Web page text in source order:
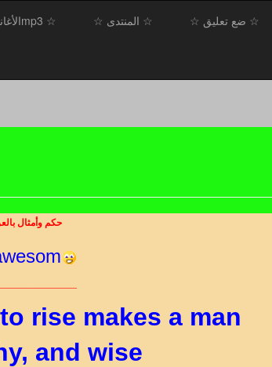
☆ mp3الأغاني ☆ ☆ المنتدى ☆ ☆ ضع تعليق ☆
حكم وأمثال
rise makes a man
and wise